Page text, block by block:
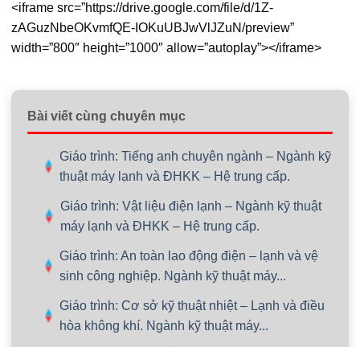
<iframe src=”https://drive.google.com/file/d/1Z-
zAGuzNbeOKvmfQE-IOKuUBJwVlJZuN/preview”
width=”800″ height=”1000″ allow=”autoplay”></iframe>
Bài viết cùng chuyên mục
Giáo trình: Tiếng anh chuyên ngành – Ngành kỹ
thuật máy lạnh và ĐHKK – Hệ trung cấp.
Giáo trình: Vật liệu điện lạnh – Ngành kỹ thuật
máy lạnh và ĐHKK – Hệ trung cấp.
Giáo trình: An toàn lao động điện – lạnh và vệ
sinh công nghiệp. Ngành kỹ thuật máy...
Giáo trình: Cơ sở kỹ thuật nhiệt – Lạnh và điều
hòa không khí. Ngành kỹ thuật máy...